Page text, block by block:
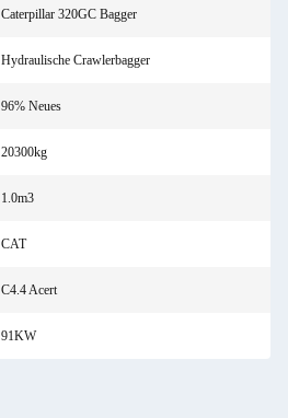
Caterpillar 320GC Bagger
Hydraulische Crawlerbagger
96% Neues
20300kg
1.0m3
CAT
C4.4 Acert
91KW